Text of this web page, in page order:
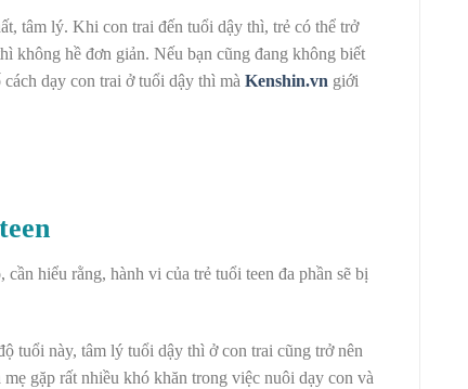
tâm lý. Khi con trai đến tuổi dậy thì, trẻ có thể trở
không hề đơn giản. Nếu bạn cũng đang không biết
cách dạy con trai ở tuổi dậy thì mà Kenshin.vn giới
hiểu rằng, hành vi của trẻ tuổi teen đa phần sẽ bị
tuổi này, tâm lý tuổi dậy thì ở con trai cũng trở nên
gặp rất nhiều khó khăn trong việc nuôi dạy con và